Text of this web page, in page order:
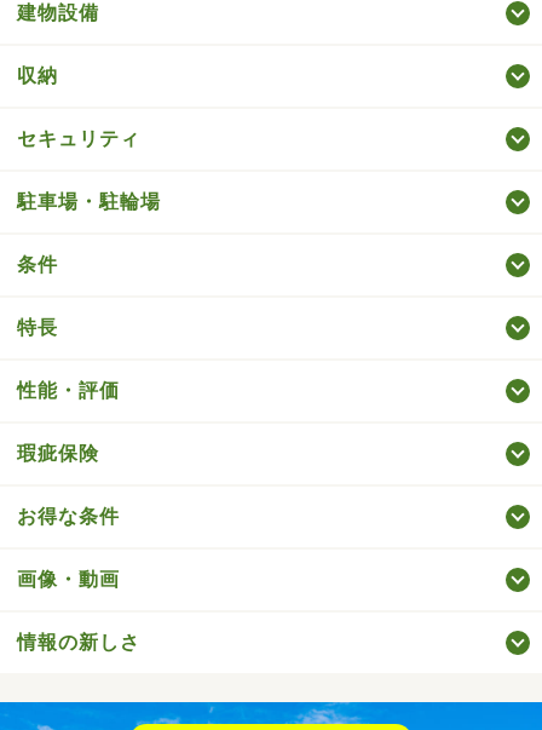
建物設備
収納
セキュリティ
駐車場・駐輪場
条件
特長
性能・評価
瑕疵保険
お得な条件
画像・動画
情報の新しさ